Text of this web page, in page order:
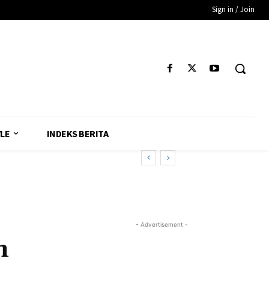
Sign in / Join
INDEKS BERITA
- Advertisement -